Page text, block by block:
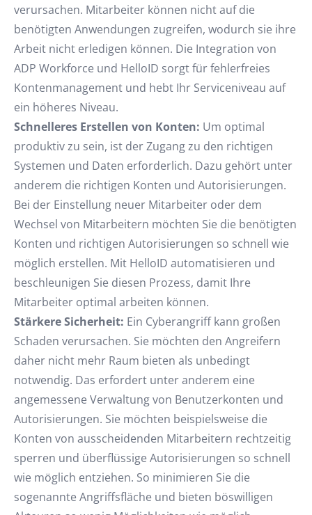
verursachen. Mitarbeiter können nicht auf die
benötigten Anwendungen zugreifen, wodurch sie ihre
Arbeit nicht erledigen können. Die Integration von
ADP Workforce und HelloID sorgt für fehlerfreies
Kontenmanagement und hebt Ihr Serviceniveau auf
ein höheres Niveau.
Schnelleres Erstellen von Konten: Um optimal
produktiv zu sein, ist der Zugang zu den richtigen
Systemen und Daten erforderlich. Dazu gehört unter
anderem die richtigen Konten und Autorisierungen.
Bei der Einstellung neuer Mitarbeiter oder dem
Wechsel von Mitarbeitern möchten Sie die benötigten
Konten und richtigen Autorisierungen so schnell wie
möglich erstellen. Mit HelloID automatisieren und
beschleunigen Sie diesen Prozess, damit Ihre
Mitarbeiter optimal arbeiten können.
Stärkere Sicherheit: Ein Cyberangriff kann großen
Schaden verursachen. Sie möchten den Angreifern
daher nicht mehr Raum bieten als unbedingt
notwendig. Das erfordert unter anderem eine
angemessene Verwaltung von Benutzerkonten und
Autorisierungen. Sie möchten beispielsweise die
Konten von ausscheidenden Mitarbeitern rechtzeitig
sperren und überflüssige Autorisierungen so schnell
wie möglich entziehen. So minimieren Sie die
sogenannte Angriffsfläche und bieten böswilligen